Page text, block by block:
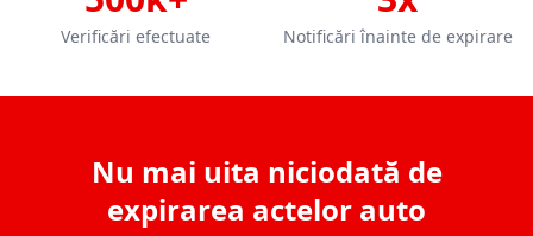
Verificări efectuate Notificări înainte de expirare
Nu mai uita niciodată de
expirarea actelor auto